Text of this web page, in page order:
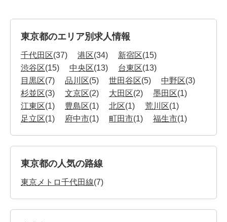
東京都のエリア別求人情報
千代田区(37) 港区(34) 新宿区(15)
渋谷区(15) 中央区(13) 台東区(13)
目黒区(7) 品川区(5) 世田谷区(5) 中野区(3)
杉並区(3) 文京区(2) 大田区(2) 墨田区(1)
江東区(1) 豊島区(1) 北区(1) 荒川区(1)
足立区(1) 府中市(1) 町田市(1) 福生市(1)
東京都の人気の路線
東京メトロ千代田線(7)